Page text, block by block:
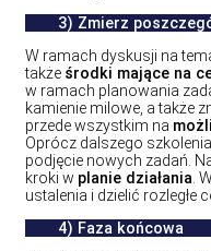
3) Zmierz
W ramach dyskusji na
także środki mające na
w ramach planowania
kamienie milowe, a także
przede wszystkim na
Oprócz dalszego
podjęcie nowych zadań.
kroki w planie działania .
ustalenia i dzielić rozległe
4) Faza końcowa